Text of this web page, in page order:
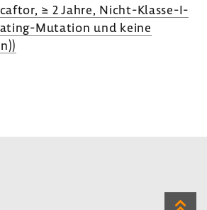
≥ 2 Jahre, Nicht-​Klasse-I-
​Mutation und keine